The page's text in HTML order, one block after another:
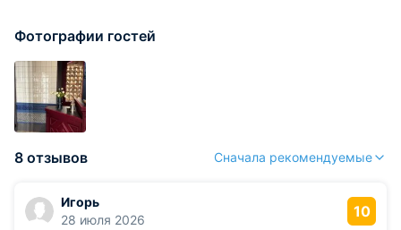
Фотографии гостей
8 отзывов Сначала рекомендуемые
Игорь
28 июля 2026
10